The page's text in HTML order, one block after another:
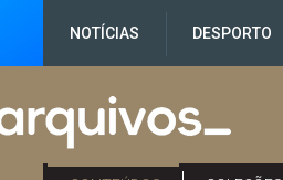
NOTÍCIAS DESPORTO